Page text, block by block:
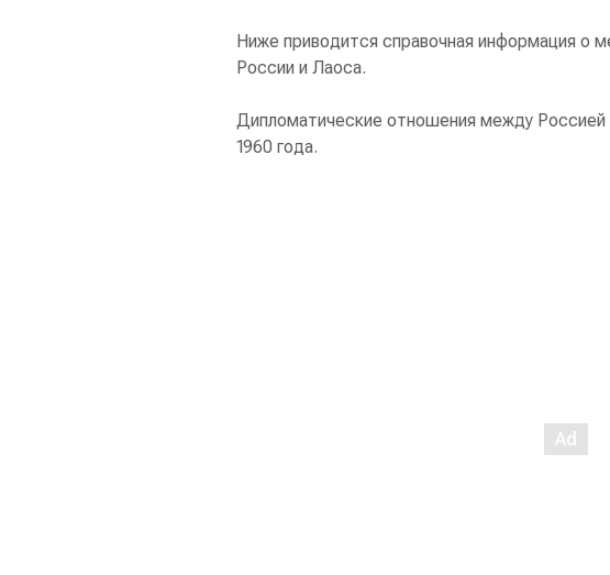
Ниже приводится справочная информация о
России и Лаоса.
Дипломатические отношения между Россией
1960 года.